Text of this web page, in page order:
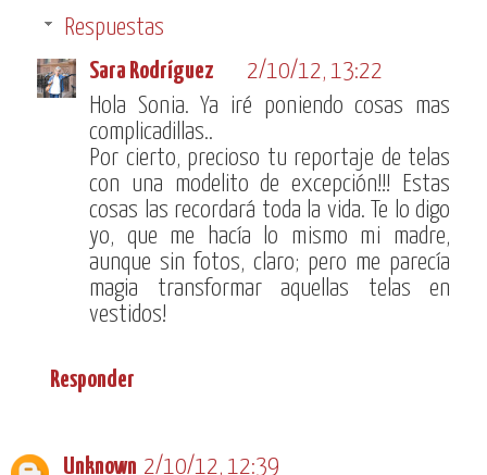
Respuestas
Sara Rodríguez
2/10/12, 13:22
Hola Sonia. Ya iré poniendo cosas mas
complicadillas..
Por cierto, precioso tu reportaje de telas
con una modelito de excepción!!! Estas
cosas las recordará toda la vida. Te lo digo
yo, que me hacía lo mismo mi madre,
aunque sin fotos, claro; pero me parecía
magia transformar aquellas telas en
vestidos!
Responder
Unknown 2/10/12, 12:39